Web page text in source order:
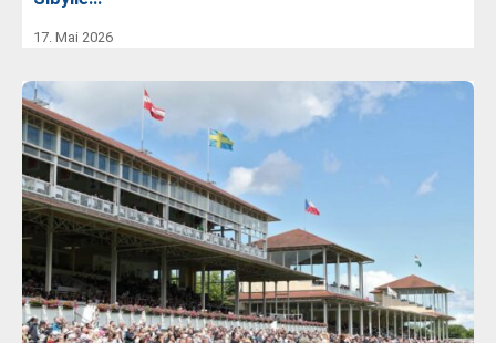
17. Mai 2026